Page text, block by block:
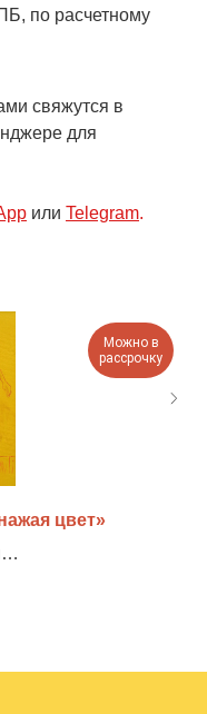
по расчетному
свяжутся в
для
или Telegram.
Можно в
рассрочку
цвет»